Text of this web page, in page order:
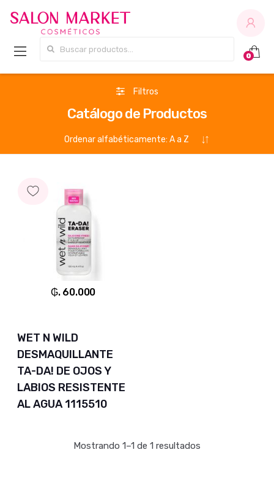
Buscar por:
0
Filtros
Catálogo de Productos
₲. 60.000
WET N WILD
DESMAQUILLANTE
TA-DA! DE OJOS Y
LABIOS RESISTENTE
AL AGUA 1115510
Mostrando 1–1 de 1 resultados